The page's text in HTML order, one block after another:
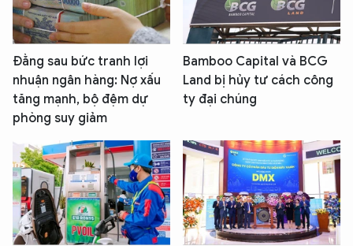
Đằng sau bức tranh lợi
nhuận ngân hàng: Nợ xấu
tăng mạnh, bộ đệm dự
phòng suy giảm
Bamboo Capital và BCG
Land bị hủy tư cách công
ty đại chúng